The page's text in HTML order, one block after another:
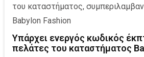
του καταστήματος,
Babylon Fashion
Υπάρχει ενεργός κωδικός
πελάτες του καταστήματος